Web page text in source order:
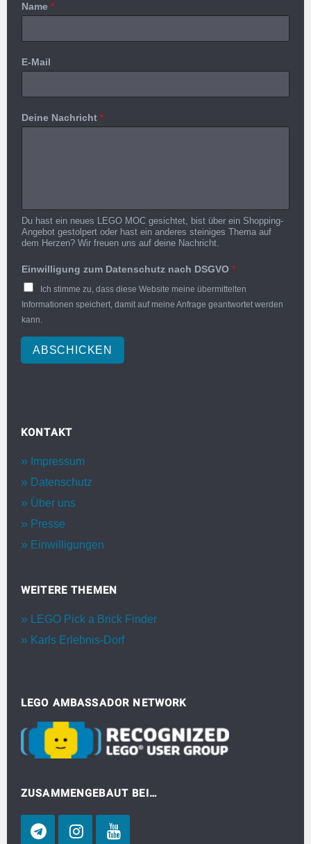
Name *
E-Mail
Deine Nachricht *
Du hast ein neues LEGO MOC gesichtet, bist über ein Shopping-
Angebot gestolpert oder hast ein anderes steiniges Thema auf
dem Herzen? Wir freuen uns auf deine Nachricht.
Einwilligung zum Datenschutz nach DSGVO *
Ich stimme zu, dass diese Website meine übermittelten
Informationen speichert, damit auf meine Anfrage geantwortet werden
kann.
ABSCHICKEN
KONTAKT
Impressum
Datenschutz
Über uns
Presse
Einwilligungen
WEITERE THEMEN
LEGO Pick a Brick Finder
Karls Erlebnis-Dorf
LEGO AMBASSADOR NETWORK
ZUSAMMENGEBAUT BEI…